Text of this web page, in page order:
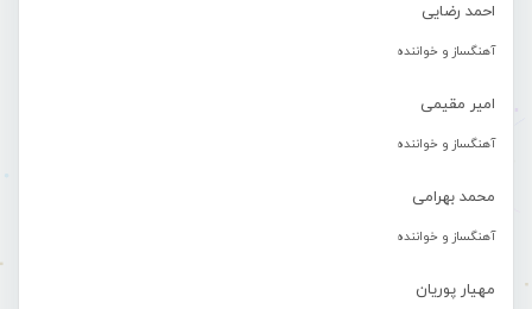
احمد رضایی
آهنگساز و خواننده
امیر مقیمی
آهنگساز و خواننده
محمد بهرامی
آهنگساز و خواننده
مهیار پوریان